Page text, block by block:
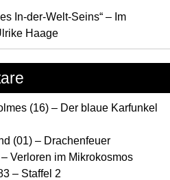
In-der-Welt-Seins“ – Im
Haage
(16) – Der blaue Karfunkel
(01) – Drachenfeuer
Verloren im Mikrokosmos
– Staffel 2